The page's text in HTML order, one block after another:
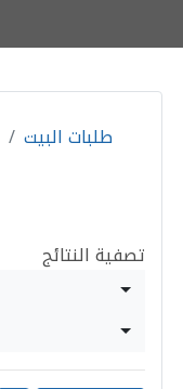
طلبات البيت
تصفية النتائج